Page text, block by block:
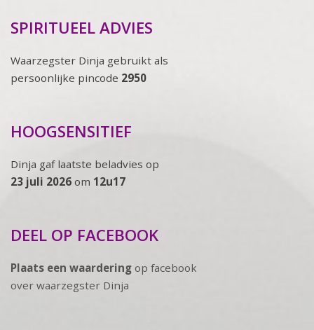
SPIRITUEEL ADVIES
Waarzegster Dinja gebruikt als
persoonlijke pincode 2950
HOOGSENSITIEF
Dinja gaf laatste beladvies op
23 juli 2026 om 12u17
DEEL OP FACEBOOK
Plaats een waardering op facebook
over waarzegster Dinja